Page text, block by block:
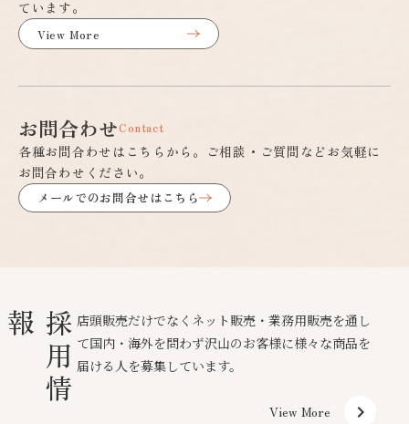
ています。
View More
お問合わせContact
各種お問合わせはこちらから。ご相談・ご質問などお気軽に
お問合わせください。
メールでのお問合せはこちら
採
用
情
報
店頭販売だけでなくネット販売・業務用販売を通し
て国内・海外を問わず沢山のお客様に様々な商品を
届ける人を募集しています。
View More keyboard_arrow_right